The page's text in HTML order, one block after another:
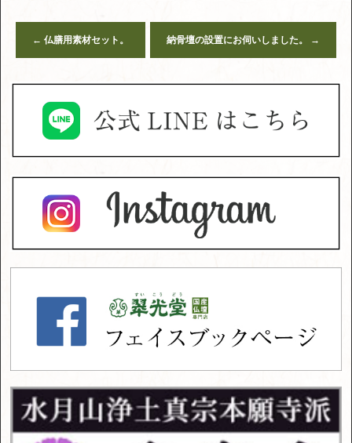
← 仏膳用素材セット。 納骨壇の設置にお伺いしました。 →